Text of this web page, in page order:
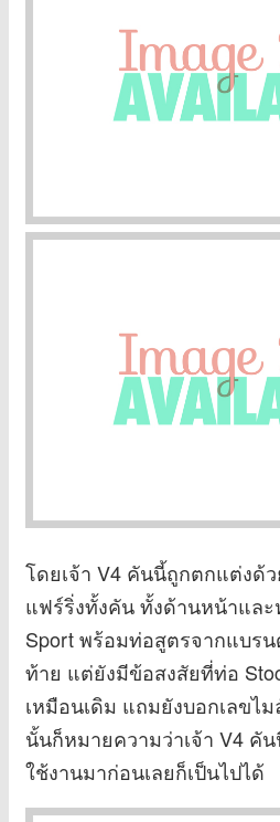
โดยเจ้า V4 คันนี้ถูกตกแต่งด้
แฟร์ริ่งทั้งคัน ทั้งด้านหน้าและ
Sport พร้อมท่อสูตรจากแบรน
ท้าย แต่ยังมีข้อสงสัยที่ท่อ
เหมือนเดิม แถมยังบอกเลขไ
นั้นก็หมายความว่าเจ้า V4 คั
ใช้งานมาก่อนเลยก็เป็นไปได้